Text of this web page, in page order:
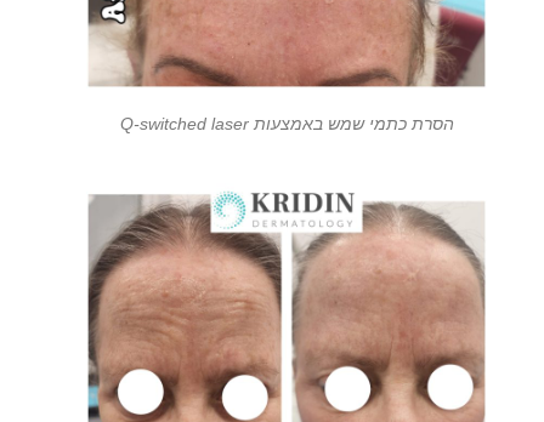
הסרת כתמי שמש באמצעות Q-switched laser